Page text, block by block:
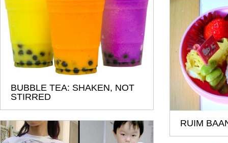
BUBBLE TEA: SHAKEN, NOT
STIRRED
RUIM